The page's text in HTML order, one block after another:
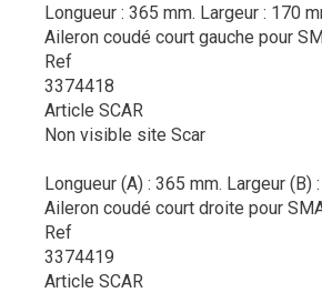
Longueur : 365 mm. Largeur : 170
Aileron coudé court gauche pour
Ref
3374418
Article SCAR
Non visible site Scar
Longueur (A) : 365 mm. Largeur (B)
Aileron coudé court droite pour
Ref
3374419
Article SCAR